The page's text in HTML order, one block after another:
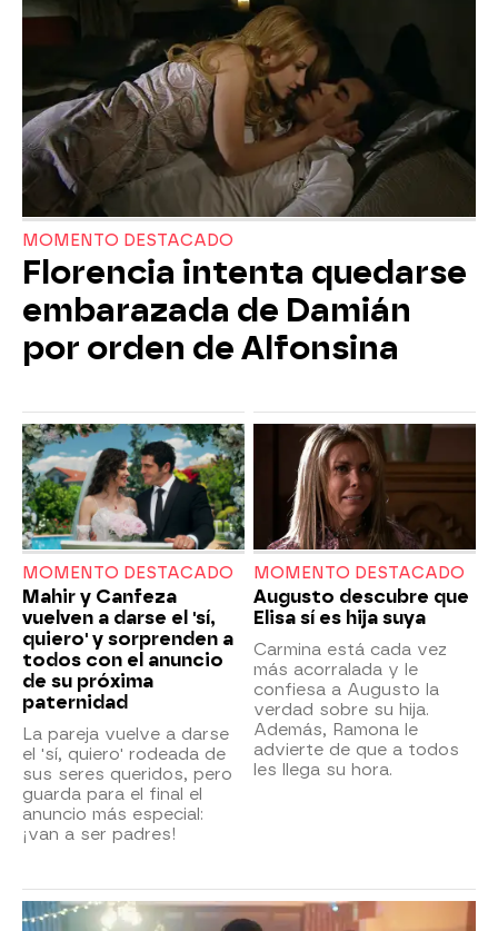
MOMENTO DESTACADO
Florencia intenta quedarse
embarazada de Damián
por orden de Alfonsina
MOMENTO DESTACADO
Mahir y Canfeza
vuelven a darse el 'sí,
quiero' y sorprenden a
todos con el anuncio
de su próxima
paternidad
La pareja vuelve a darse
el 'sí, quiero' rodeada de
sus seres queridos, pero
guarda para el final el
anuncio más especial:
¡van a ser padres!
MOMENTO DESTACADO
Augusto descubre que
Elisa sí es hija suya
Carmina está cada vez
más acorralada y le
confiesa a Augusto la
verdad sobre su hija.
Además, Ramona le
advierte de que a todos
les llega su hora.